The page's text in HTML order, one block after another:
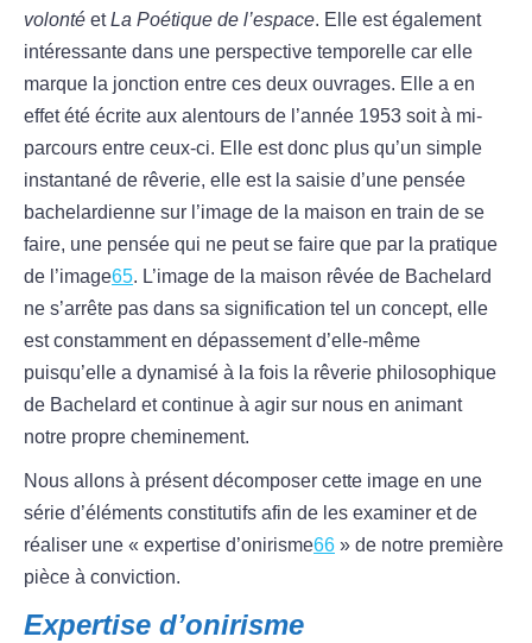
volonté etLa Poétique de l’espace. Elle est également
intéressante dans une perspective temporelle car elle
marque la jonction entre ces deux ouvrages. Elle a en
effet été écrite aux alentours de l’année 1953 soit à mi-
parcours entre ceux-ci. Elle est donc plus qu’un simple
instantané de rêverie, elle est la saisie d’une pensée
bachelardienne sur l’image de la maison en train de se
faire, une pensée qui ne peut se faire que par la pratique
de l’image65. L’image de la maison rêvée de Bachelard
ne s’arrête pas dans sa signification tel un concept, elle
est constamment en dépassement d’elle-même
puisqu’elle a dynamisé à la fois la rêverie philosophique
de Bachelard et continue à agir sur nous en animant
notre propre cheminement.
Nous allons à présent décomposer cette image en une
série d’éléments constitutifs afin de les examiner et de
réaliser une « expertise d’onirisme66 » de notre première
pièce à conviction.
Expertise d’onirisme